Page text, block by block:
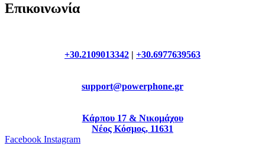
Επικοινωνία
+30.2109013342 | +30.6977639563
support@powerphone.gr
Κάρπου 17 & Νικομάχου
Νέος Κόσμος, 11631
Facebook Instagram